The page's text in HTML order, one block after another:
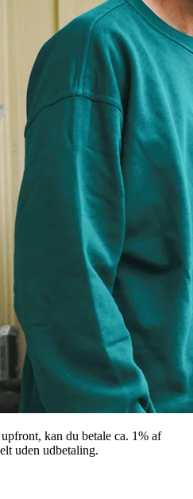
kan du betale ca. 1% af
uden udbetaling.